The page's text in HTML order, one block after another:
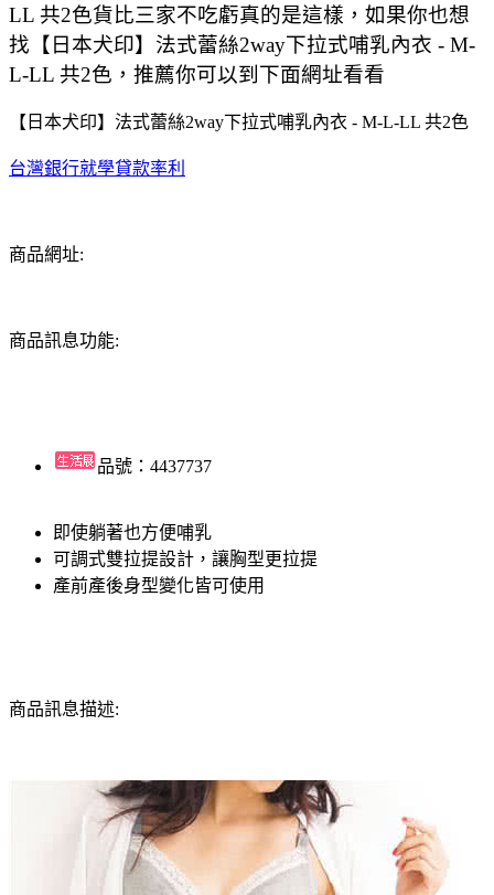
LL 共2色貨比三家不吃虧真的是這樣，如果你也想
找【日本犬印】法式蕾絲2way下拉式哺乳內衣 - M-
L-LL 共2色，推薦你可以到下面網址看看
【日本犬印】法式蕾絲2way下拉式哺乳內衣 - M-L-LL 共2色
台灣銀行就學貸款率利
商品網址:
商品訊息功能:
品號：4437737
即使躺著也方便哺乳
可調式雙拉提設計，讓胸型更拉提
產前產後身型變化皆可使用
商品訊息描述: